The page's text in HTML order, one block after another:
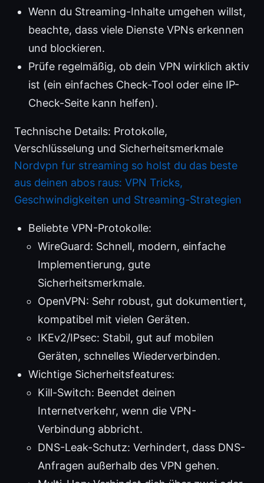
Wenn du Streaming-Inhalte umgehen willst,
beachte, dass viele Dienste VPNs erkennen
und blockieren.
Prüfe regelmäßig, ob dein VPN wirklich aktiv
ist (ein einfaches Check-Tool oder eine IP-
Check-Seite kann helfen).
Technische Details: Protokolle,
Verschlüsselung und Sicherheitsmerkmale
Nordvpn fur streaming so holst du das beste
aus deinen abos raus: VPN Tricks,
Geschwindigkeiten und Streaming-Strategien
Beliebte VPN-Protokolle:
WireGuard: Schnell, modern, einfache
Implementierung, gute
Sicherheitsmerkmale.
OpenVPN: Sehr robust, gut dokumentiert,
kompatibel mit vielen Geräten.
IKEv2/IPsec: Stabil, gut auf mobilen
Geräten, schnelles Wiederverbinden.
Wichtige Sicherheitsfeatures:
Kill-Switch: Beendet deinen
Internetverkehr, wenn die VPN-
Verbindung abbricht.
DNS-Leak-Schutz: Verhindert, dass DNS-
Anfragen außerhalb des VPN gehen.